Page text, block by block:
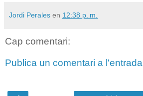
Jordi Perales en 12:38 p. m.
Cap comentari:
Publica un comentari a l'entrada